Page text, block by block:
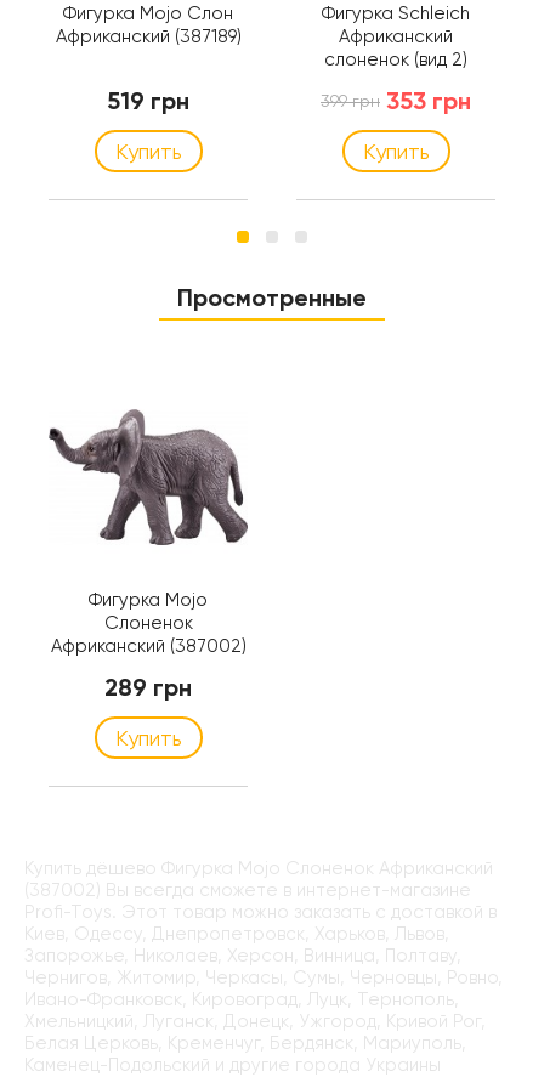
Фигурка Mojo Слон
Африканский (387189)
519 грн
Купить
Фигурка Schleich
Африканский
слоненок (вид 2)
399 грн 353 грн
Купить
Просмотренные
Фигурка Mojo
Слоненок
Африканский (387002)
289 грн
Купить
Купить дёшево Фигурка Mojo Слоненок Африканский
(387002) Вы всегда сможете в интернет-магазине
Profi-Toys. Этот товар можно заказать с доставкой в
Киев, Одессу, Днепропетровск, Харьков, Львов,
Запорожье, Николаев, Херсон, Винница, Полтаву,
Чернигов, Житомир, Черкасы, Сумы, Черновцы, Ровно,
Ивано-Франковск, Кировоград, Луцк, Тернополь,
Хмельницкий, Луганск, Донецк, Ужгород, Кривой Рог,
Белая Церковь, Кременчуг, Бердянск, Мариуполь,
Каменец-Подольский и другие города Украины